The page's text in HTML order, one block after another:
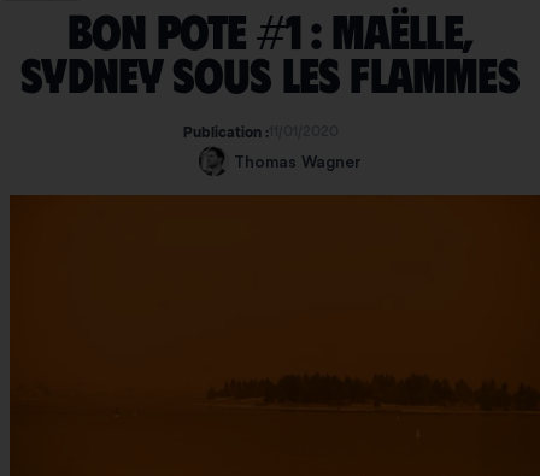
Bon Pote #1 : Maëlle,
Sydney sous les flammes
Publication :11/01/2020
Thomas Wagner